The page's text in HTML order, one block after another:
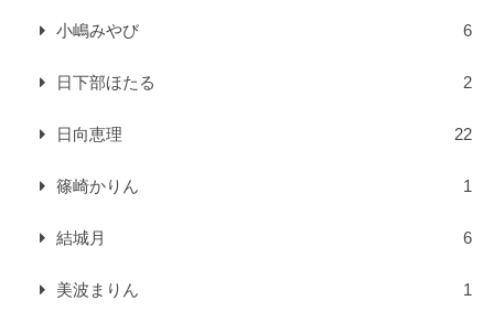
小嶋みやび 6
日下部ほたる 2
日向恵理 22
篠崎かりん 1
結城月 6
美波まりん 1